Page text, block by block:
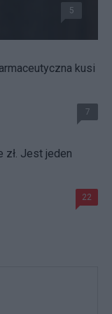
5
kusi
7
zł. Jest jeden
22